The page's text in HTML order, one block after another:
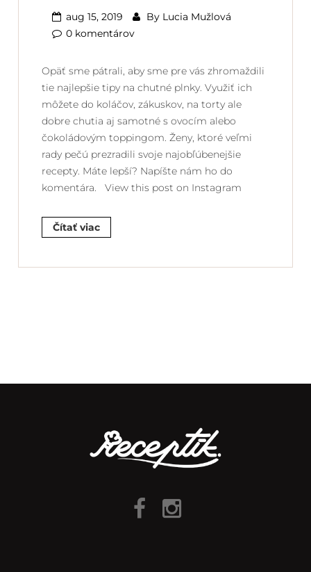
aug 15, 2019 By Lucia Mužlová
0 komentárov
Opäť sme pátrali, aby sme pre vás zhromaždili
tie najlepšie tipy na chutné plnky. Využiť ich
môžete do koláčov, zákuskov, na torty ale
dobre chutia aj samotné s ovocím alebo
čokoládovým toppingom. Ženy, ktoré veľmi
rady pečú prezradili svoje najobľúbenejšie
recepty. Máte lepší? Napíšte nám ho do
komentára. View this post on Instagram
Čítať viac